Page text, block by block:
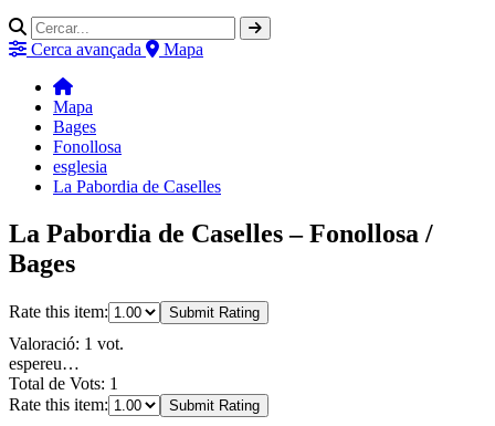
Cerca avançada Mapa
Mapa
Bages
Fonollosa
esglesia
La Pabordia de Caselles
La Pabordia de Caselles – Fonollosa /
Bages
Rate this item: Submit Rating
Valoració: 1 vot.
espereu…
Total de Vots: 1
Rate this item:
Submit Rating